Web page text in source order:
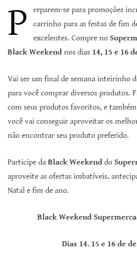
P
reparem-se para promoções
carrinho para as festas de fim
excelentes. Compre no
Black Weekend nos dias 14, 15 e 16
Vai ser um final de semana inteirinho
para você comprar diversos produtos.
com seus produtos favoritos, e
você vai conseguir aproveitar os
não encontrar seu produto preferido.
Participe da Black Weekend do
aproveite as ofertas imbatíveis,
Natal e fim de ano.
Black Weekend
Dias 14. 15 e 16 de